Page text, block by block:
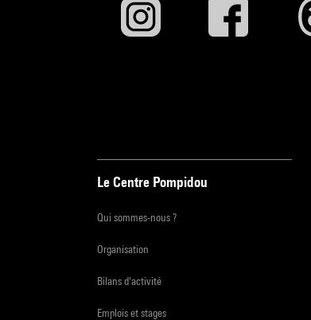
Le Centre Pompidou
Qui sommes-nous ?
Organisation
Bilans d'activité
Emplois et stages